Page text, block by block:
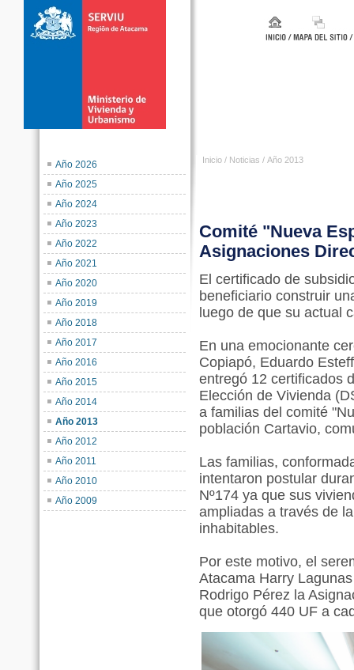
Año 2026
Año 2025
Año 2024
Año 2023
Año 2022
Año 2021
Año 2020
Año 2019
Año 2018
Año 2017
Año 2016
Año 2015
Año 2014
Año 2013
Año 2012
Año 2011
Año 2010
Año 2009
Inicio / Noticias / Año 2013
Comité "Nueva
Asignaciones
El certificado de
beneficiario construir
luego de que su actual
En una emocionante
Copiapó, Eduardo
entregó 12 certificados
Elección de Vivienda
a familias del comité
población Cartavio,
Las familias,
intentaron postular
Nº174 ya que sus
ampliadas a través de
inhabitables.
Por este motivo, el
Atacama Harry
Rodrigo Pérez la
que otorgó 440 UF a